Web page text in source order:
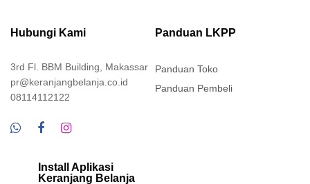
Hubungi Kami
3rd Fl. BBM Building, Makassar
pr@keranjangbelanja.co.id
08114112122
Panduan LKPP
Panduan Toko
Panduan Pembeli
Install Aplikasi
Keranjang Belanja